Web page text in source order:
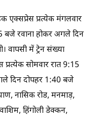
एक्सप्रेस प्रत्येक मंगलवार
बजे रवाना होकर अगले दिन
वापसी में ट्रेन संख्या
प्रत्येक सोमवार रात 9:15
दिन दोपहर 1:40 बजे
नासिक रोड, मनमाड़,
हिंगोली डेक्कन,